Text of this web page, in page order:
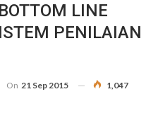
LINE
PENILAIAN
On 21 Sep 2015 1,047